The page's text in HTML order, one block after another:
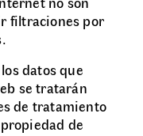
filtraciones por
datos que
se tratarán
de tratamiento
de